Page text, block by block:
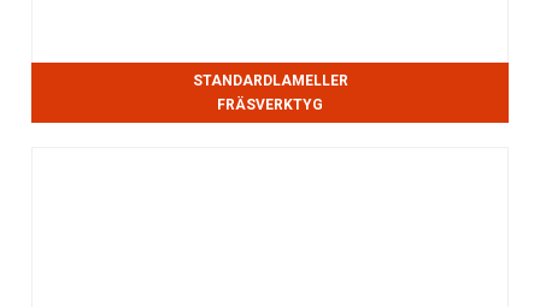
STANDARDLAMELLER
FRÄSVERKTYG